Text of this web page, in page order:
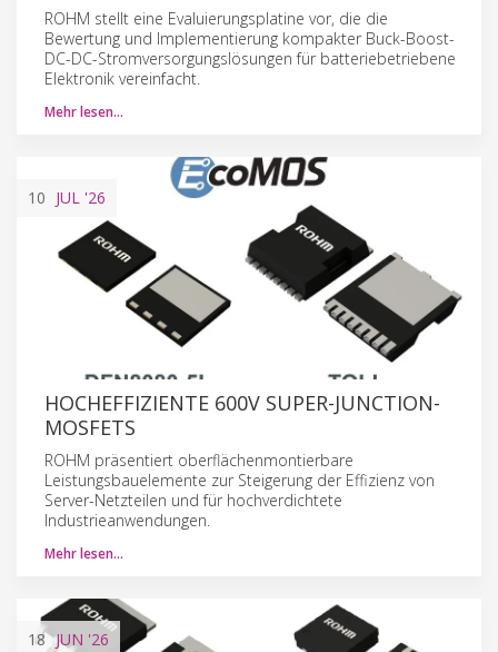
ROHM stellt eine Evaluierungsplatine vor, die die
Bewertung und Implementierung kompakter Buck-Boost-
DC-DC-Stromversorgungslösungen für batteriebetriebene
Elektronik vereinfacht.
Mehr lesen…
10 JUL '26
HOCHEFFIZIENTE 600V SUPER-JUNCTION-
MOSFETS
ROHM präsentiert oberflächenmontierbare
Leistungsbauelemente zur Steigerung der Effizienz von
Server-Netzteilen und für hochverdichtete
Industrieanwendungen.
Mehr lesen…
18 JUN '26